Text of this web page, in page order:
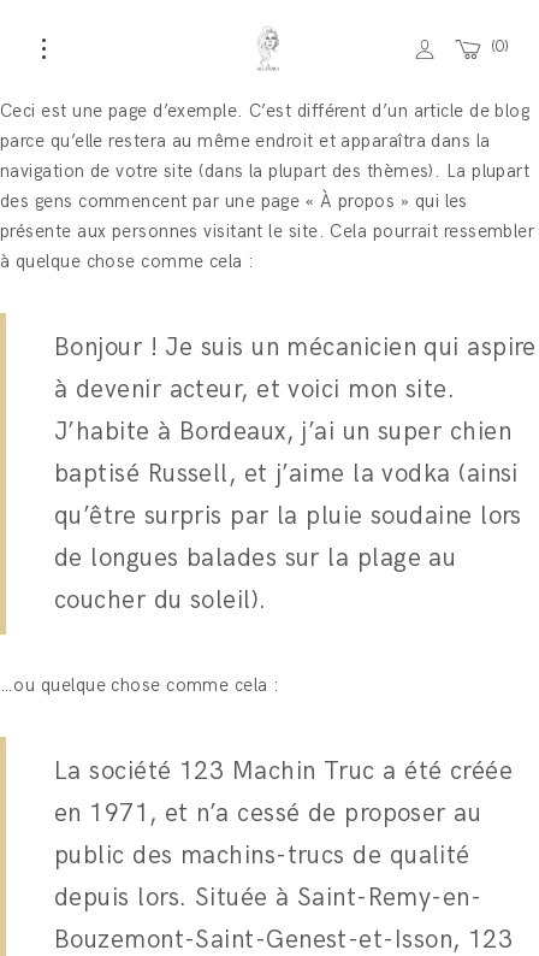
0
Ceci est une page d’exemple. C’est différent d’un article de blog
parce qu’elle restera au même endroit et apparaîtra dans la
navigation de votre site (dans la plupart des thèmes). La plupart
des gens commencent par une page « À propos » qui les
présente aux personnes visitant le site. Cela pourrait ressembler
à quelque chose comme cela :
Bonjour ! Je suis un mécanicien qui aspire
à devenir acteur, et voici mon site.
J’habite à Bordeaux, j’ai un super chien
baptisé Russell, et j’aime la vodka (ainsi
qu’être surpris par la pluie soudaine lors
de longues balades sur la plage au
coucher du soleil).
…ou quelque chose comme cela :
La société 123 Machin Truc a été créée
en 1971, et n’a cessé de proposer au
public des machins-trucs de qualité
depuis lors. Située à Saint-Remy-en-
Bouzemont-Saint-Genest-et-Isson, 123